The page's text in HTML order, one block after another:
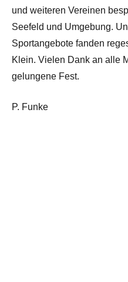
und weiteren Vereinen
Seefeld und Umgebung.
Sportangebote fanden
Klein. Vielen Dank an alle
gelungene Fest.
P. Funke